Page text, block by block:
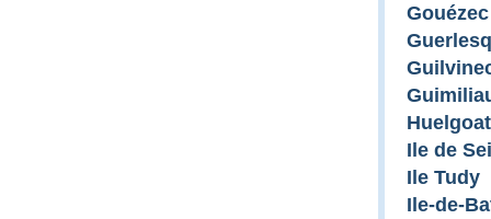
Gouézec
Huelgoat
Ile de
Ile Tudy
Ile-de-